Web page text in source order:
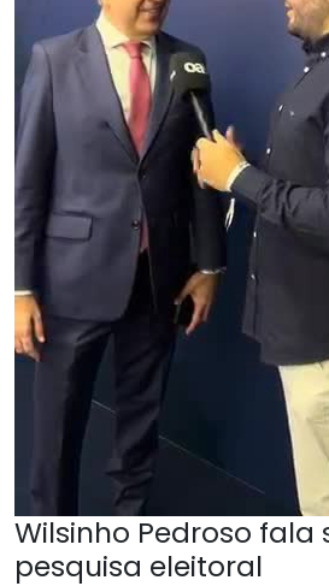
Wilsinho Pedroso fala
pesquisa eleitoral